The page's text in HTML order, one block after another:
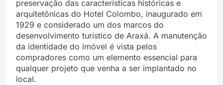
preservação das características históricas e
arquitetônicas do Hotel Colombo, inaugurado em
1929 e considerado um dos marcos do
desenvolvimento turístico de Araxá. A manutenção
da identidade do imóvel é vista pelos
compradores como um elemento essencial para
qualquer projeto que venha a ser implantado no
local.